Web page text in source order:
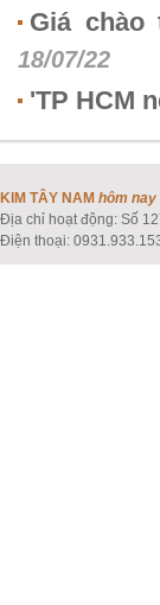
Giá
18/07/22
'TP HCM
KIM TÂY NAM hôm nay
Địa chỉ hoạt động: Số
Điện thoại: